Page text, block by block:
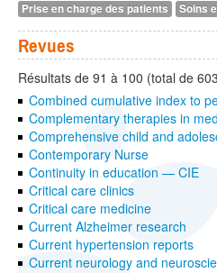
Recherche
avancée
EN
ES
?
Prise en charge des patients Soins
Revues
Résultats de 91 à 100 (total de
Combined cumulative index to
Complementary therapies in
Comprehensive child and
Contemporary Nurse
Continuity in education — CIE
Critical care clinics
Critical care medicine
Current Alzheimer research
Current hypertension reports
Current neurology and